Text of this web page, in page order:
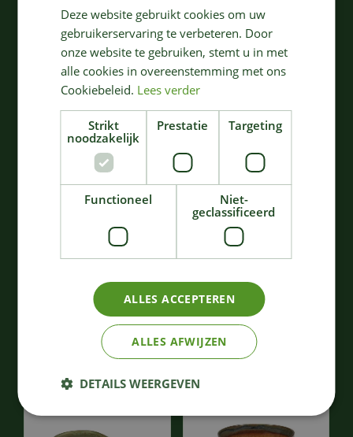
KIJK OOK EENS NAAR:
SCHAAL SURFACE D32
105,00
Bestellen
CONTOUR SNIJPLANK
SURFACE M 40x20 H2,3
74,00
Bestellen
Deze website gebruikt cookies om uw
gebruikerservaring te verbeteren. Door
onze website te gebruiken, stemt u in met
alle cookies in overeenstemming met ons
Cookiebeleid. Lees verder
Strikt
noodzakelijk
Prestatie Targeting
Functioneel
Niet-
geclassificeerd
ALLES ACCEPTEREN
ALLES AFWIJZEN
DETAILS WEERGEVEN